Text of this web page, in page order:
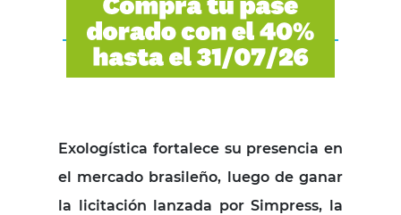
Exologística fortalece su presencia en
el mercado brasileño, luego de ganar
la licitación lanzada por Simpress, la